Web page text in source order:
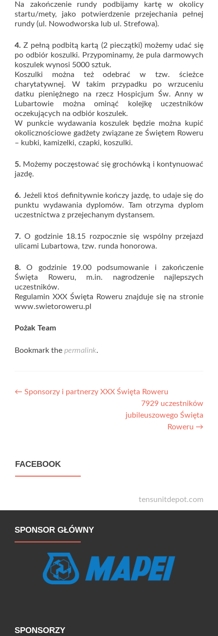
Na zakończenie rundy podbijamy kartę w okolicy
startu/mety, jako potwierdzenie przejechania pełnej
rundy (ul. Nowodworska lub ul. Strefowa).
4. Z pełną podbitą kartą (2 pieczątki) możemy udać się
po odbiór koszulki. Przypominamy, że pula darmowych
koszulek wynosi 5000 sztuk.
Koszulki można też odebrać w tzw. ścieżce
charytatywnej. W takim przypadku po wrzuceniu
datku pieniężnego na rzecz Hospicjum Św. Anny w
Lubartowie można ominąć kolejkę uczestników
oczekujących na odbiór koszulek.
W punkcie wydawania koszulek będzie można kupić
okolicznościowe gadżety związane ze Świętem Roweru
– kubki, kamizelki, czapki, koszulki.
5. Możemy poczęstować się grochówką i kontynuować
jazdę.
6. Jeżeli ktoś definitywnie kończy jazdę, to udaje się do
punktu wydawania dyplomów. Tam otrzyma dyplom
uczestnictwa z przejechanym dystansem.
7. O godzinie 18.15 rozpocznie się wspólny przejazd
ulicami Lubartowa, tzw. runda honorowa.
8. O godzinie 19.00 podsumowanie i zakończenie
Święta Roweru, m.in. nagrodzenie najlepszych
uczestników.
Regulamin XXX Święta Roweru znajduje się na stronie
www.swietoroweru.pl
Pożak Team
Bookmark the permalink.
Nawigacja wpisów
← Sponsorzy i partnerzy XXX Święta Roweru
7929 uczestników
jubileuszowego Święta
Roweru →
FACEBOOK
tensunitdepot.com
SPONSOR GŁÓWNY
SPONSORZY